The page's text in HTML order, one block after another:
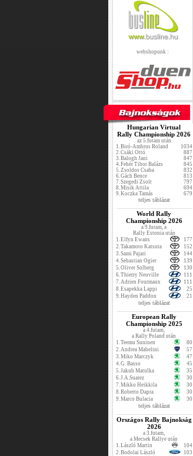
webshopunk :
Hungarian Virtual
Rally Championship 2026
az 5.futam után
1.Biró-Ambrus Roland
1034
2.Csáki Ottó
887
3.Balogh Jani
847
4.Fehér Tibor Balázs
845
5.Zsoldos Csaba
832
6.Gách Bence
813
7.Szegedi Zsolt
797
8.Misik Attila
694
9.Koczka Tamás 679
teljes táblázat
World Rally
Championship 2026
a 9.futam, a
Rally Estonia után
1.Elfyn Ewans
177
2.Takamoto Katsuta
152
3.Sami Pajari
144
4.Sebastian Ogier
139
5.Oliver Solberg
130
6.Thierry Neuville
111
7.Adrien Fourmaux
111
8.Esapekka Lappi
25
9.Hayden Paddon 21
teljes táblázat
European Rally
Championship 2025
a 4.futam,
a Rally Poland után
1.Teemu Suninen
80
2.Andrea Mabelini
57
3.Miko Marczyk
47
4.G. Basso
45
5.Jakub Matulka
35
6.J.A.Suarez
30
7.Mikko Heikkila
30
8.Roberto Dapra
30
9.Marco Bulacia 30
teljes táblázat
Országos Rally Bajnokság
2026
a 3.futam,
a Mecsek Rallye után
1.László Martin
104
2.Bodolai László
103